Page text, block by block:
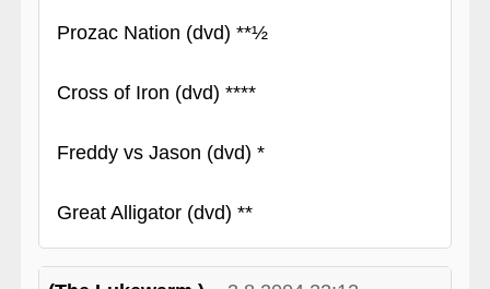
Prozac Nation (dvd) **½
Cross of Iron (dvd) ****
Freddy vs Jason (dvd) *
Great Alligator (dvd) **